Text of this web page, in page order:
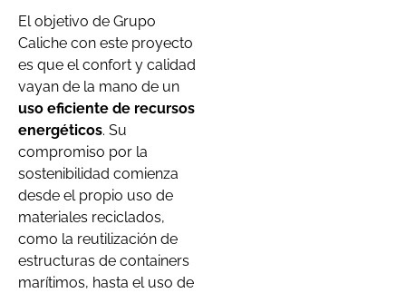
El objetivo de Grupo
Caliche con este proyecto
es que el confort y calidad
vayan de la mano de un
uso eficiente de recursos
energéticos. Su
compromiso por la
sostenibilidad comienza
desde el propio uso de
materiales reciclados,
como la reutilización de
estructuras de containers
marítimos, hasta el uso de